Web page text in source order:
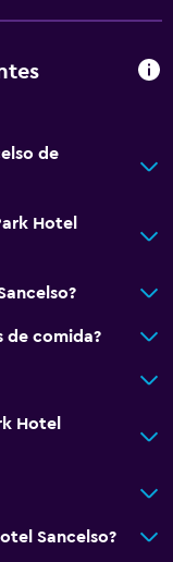
de
Hotel
de comida?
Hotel
Sancelso?